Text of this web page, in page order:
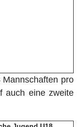
pro
auch eine zweite